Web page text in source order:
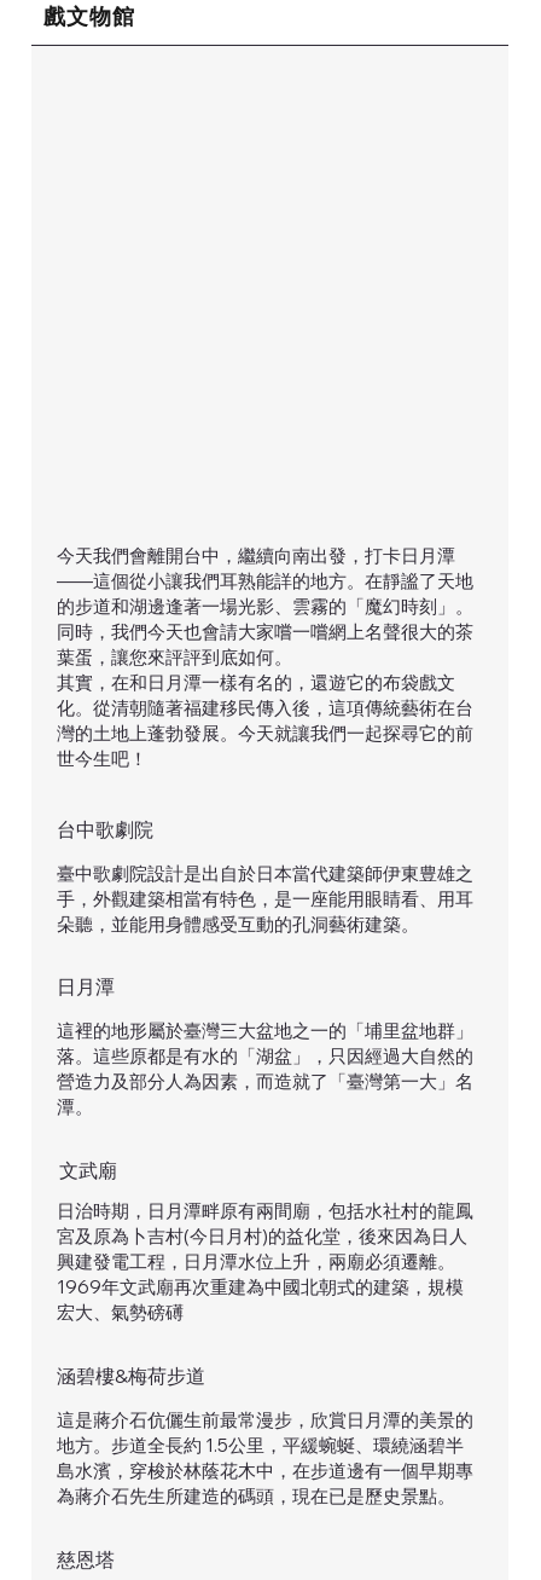
戲文物館
今天我們會離開台中，繼續向南出發，打卡日月潭
——這個從小讓我們耳熟能詳的地方。在靜謐了天地
的步道和湖邊逢著一場光影、雲霧的「魔幻時刻」。
同時，我們今天也會請大家嚐一嚐網上名聲很大的茶
葉蛋，讓您來評評到底如何。
​其實，在和日月潭一樣有名的，還遊它的布袋戲文
化。從清朝隨著福建移民傳入後，這項傳統藝術在台
灣的土地上蓬勃發展。今天就讓我們一起探尋它的前
世今生吧！
臺中歌劇院設計是出自於日本當代建築師伊東豊雄之
手，外觀建築相當有特色，是一座能用眼睛看、用耳
朵聽，並能用身體感受互動的孔洞藝術建築。
台中歌劇院
這裡的地形屬於臺灣三大盆地之一的「埔里盆地群」
落。這些原都是有水的「湖盆」，只因經過大自然的
營造力及部分人為因素，而造就了「臺灣第一大」名
潭。
日月潭
文武廟
日治時期，日月潭畔原有兩間廟，包括水社村的龍鳳
宮及原為卜吉村(今日月村)的益化堂，後來因為日人
興建發電工程，日月潭水位上升，兩廟必須遷離。
1969年文武廟再次重建為中國北朝式的建築，規模
宏大、氣勢磅礡
這是蔣介石伉儷生前最常漫步，欣賞日月潭的美景的
地方。步道全長約 1.5公里，平緩蜿蜒、環繞涵碧半
島水濱，穿梭於林蔭花木中，在步道邊有一個早期專
為蔣介石先生所建造的碼頭，現在已是歷史景點。
涵碧樓&梅荷步道
慈恩塔